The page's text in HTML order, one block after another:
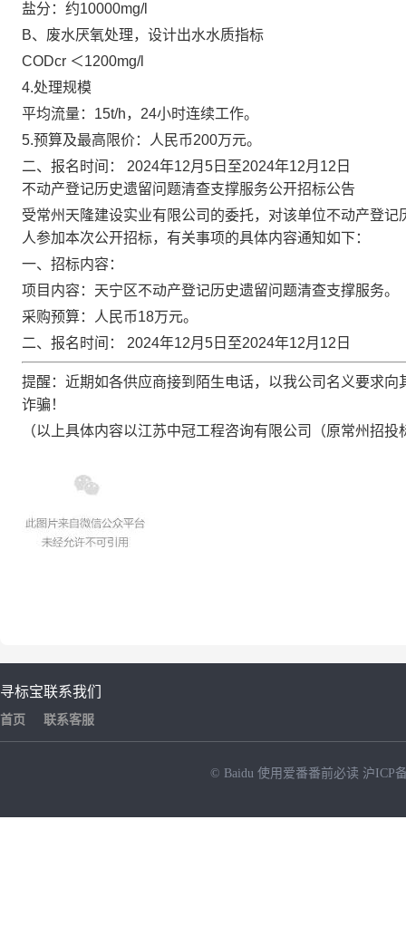
盐分：约10000mg/l
B、废水厌氧处理，设计出水水质指标
CODcr ＜1200mg/l
4.处理规模
平均流量：15t/h，24小时连续工作。
5.预算及最高限价：人民币200万元。
二、报名时间：
2024年12月5日至2024年12月12日
不动产登记历史遗留问题清查支撑服务公开招标公告
受常州天隆建设实业有限公司的委托，对该单位不动产登
人参加本次公开招标，有关事项的具体内容通知如下：
一、招标内容：
项目内容：天宁区不动产登记历史遗留问题清查支撑服务。
采购预算：人民币18万元。
二、报名时间：
2024年12月5日至2024年12月12日
提醒： 近期如各供应商接到陌生电话，以我公司名义要求
诈骗！
（以上具体内容以江苏中冠工程咨询有限公司（原常州招
寻标宝
首页
联系我们
联系客服
© Baidu 使用爱番番前必读 沪ICP